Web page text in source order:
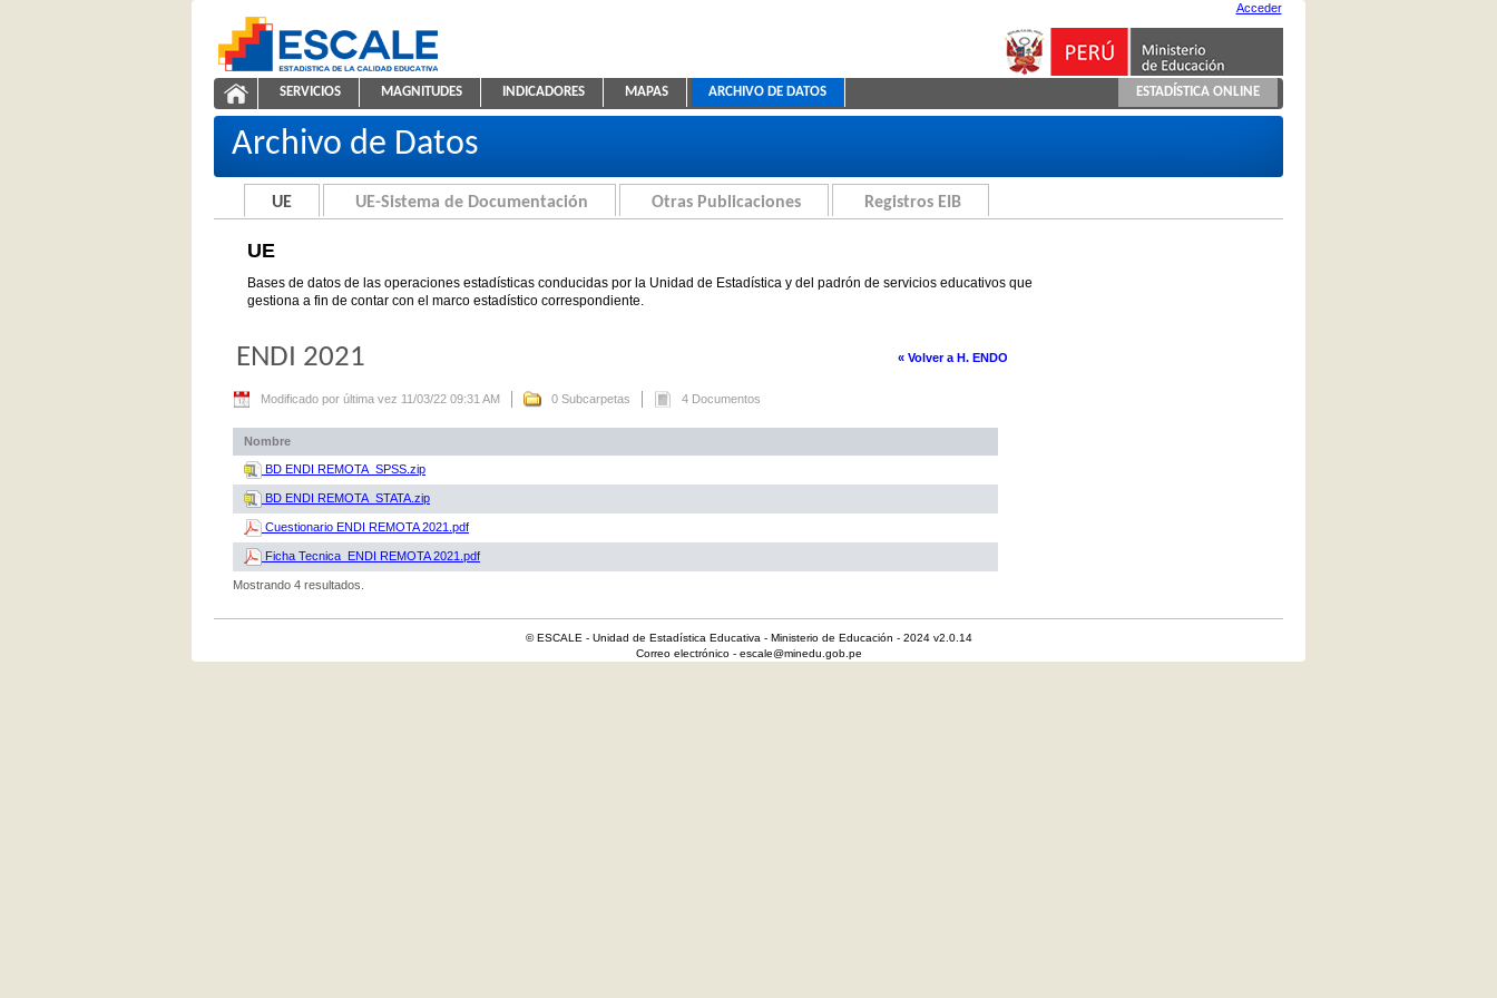
ESCALE - Unidad de Estadística Educativa
UE
Acceder
NAVEGACIÓN
SERVICIOS MAGNITUDES INDICADORES MAPAS ARCHIVO DE DATOS ESTADÍSTICA ONLINE
Archivo de Datos
UE UE-Sistema de Documentación Otras Publicaciones Registros EIB
UE
Bases de datos de las operaciones estadísticas conducidas por la Unidad de Estadística y del padrón de servicios educativos que
gestiona a fin de contar con el marco estadístico correspondiente.
« Volver a H. ENDO
ENDI 2021
Modificado por última vez 11/03/22 09:31 AM 0 Subcarpetas 4 Documentos
Nombre
BD ENDI REMOTA_SPSS.zip
BD ENDI REMOTA_STATA.zip
Cuestionario ENDI REMOTA 2021.pdf
Ficha Tecnica_ENDI REMOTA 2021.pdf
Mostrando 4 resultados.
© ESCALE - Unidad de Estadística Educativa - Ministerio de Educación - 2024 v2.0.14
Correo electrónico - escale@minedu.gob.pe